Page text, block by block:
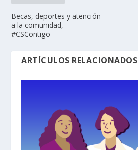
Becas, deportes y atención
a la comunidad,
#CSContigo
ARTÍCULOS RELACIONADOS